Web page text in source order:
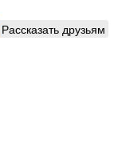
Рассказать друзьям